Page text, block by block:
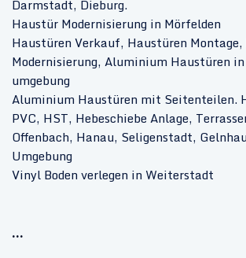
Darmstadt, Dieburg.
Haustür Modernisierung in Mörfelden
Haustüren Verkauf, Haustüren
Modernisierung, Aluminium Haustüren
umgebung
Aluminium Haustüren mit Seitenteilen.
PVC, HST, Hebeschiebe Anlage,
Offenbach, Hanau, Seligenstadt,
Umgebung
Vinyl Boden verlegen in Weiterstadt
...